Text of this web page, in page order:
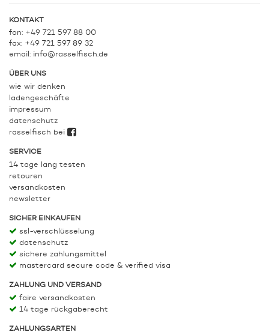
KONTAKT
fon: +49 721 597 88 00
fax: +49 721 597 89 32
email: info@rasselfisch.de
ÜBER UNS
wie wir denken
ladengeschäfte
impressum
datenschutz
rasselfisch bei
SERVICE
14 tage lang testen
retouren
versandkosten
newsletter
SICHER EINKAUFEN
ssl-verschlüsselung
datenschutz
sichere zahlungsmittel
mastercard secure code & verified visa
ZAHLUNG UND VERSAND
faire versandkosten
14 tage rückgaberecht
ZAHLUNGSARTEN